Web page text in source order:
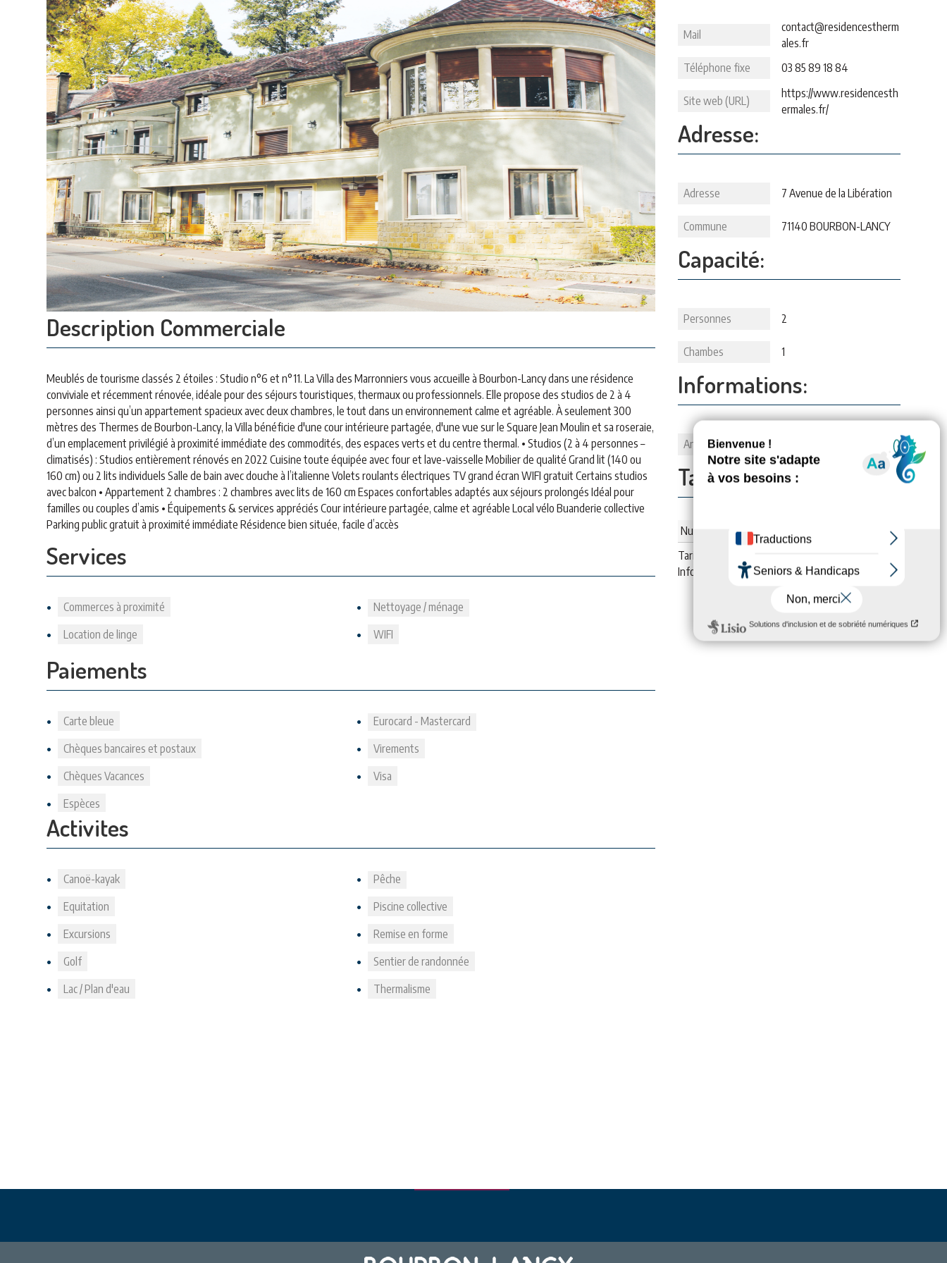
Description Commerciale
Meublés de tourisme classés 2 étoiles : Studio n°6 et n°11. La Villa des Marronniers vous accueille à Bourbon-Lancy dans une résidence
conviviale et récemment rénovée, idéale pour des séjours touristiques, thermaux ou professionnels. Elle propose des studios de 2 à 4
personnes ainsi qu’un appartement spacieux avec deux chambres, le tout dans un environnement calme et agréable. À seulement 300
mètres des Thermes de Bourbon-Lancy, la Villa bénéficie d'une cour intérieure partagée, d'une vue sur le Square Jean Moulin et sa roseraie,
d’un emplacement privilégié à proximité immédiate des commodités, des espaces verts et du centre thermal. • Studios (2 à 4 personnes –
climatisés) : Studios entièrement rénovés en 2022 Cuisine toute équipée avec four et lave-vaisselle Mobilier de qualité Grand lit (140 ou
160 cm) ou 2 lits individuels Salle de bain avec douche à l’italienne Volets roulants électriques TV grand écran WIFI gratuit Certains studios
avec balcon • Appartement 2 chambres : 2 chambres avec lits de 160 cm Espaces confortables adaptés aux séjours prolongés Idéal pour
familles ou couples d’amis • Équipements & services appréciés Cour intérieure partagée, calme et agréable Local vélo Buanderie collective
Parking public gratuit à proximité immédiate Résidence bien située, facile d’accès
Services
Commerces à proximité
Location de linge
Nettoyage / ménage
WIFI
Paiements
Carte bleue
Chèques bancaires et postaux
Chèques Vacances
Espèces
Eurocard - Mastercard
Virements
Visa
Activites
Canoë-kayak
Equitation
Excursions
Golf
Lac / Plan d'eau
Pêche
Piscine collective
Remise en forme
Sentier de randonnée
Thermalisme
Mail
contact@residencestherm
ales.fr
Téléphone fixe
03 85 89 18 84
Site web (URL)
https://www.residencesth
ermales.fr/
Adresse:
Adresse 7 Avenue de la Libération
Commune 71140 BOURBON-LANCY
Capacité:
Personnes 2
Chambes 1
Informations:
Animaux
Tarifs:
Nuitée (meublé)
Tarif : De
Infos : par nuit